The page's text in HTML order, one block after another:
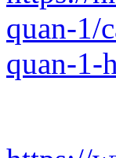
quan-1/
quan-1-